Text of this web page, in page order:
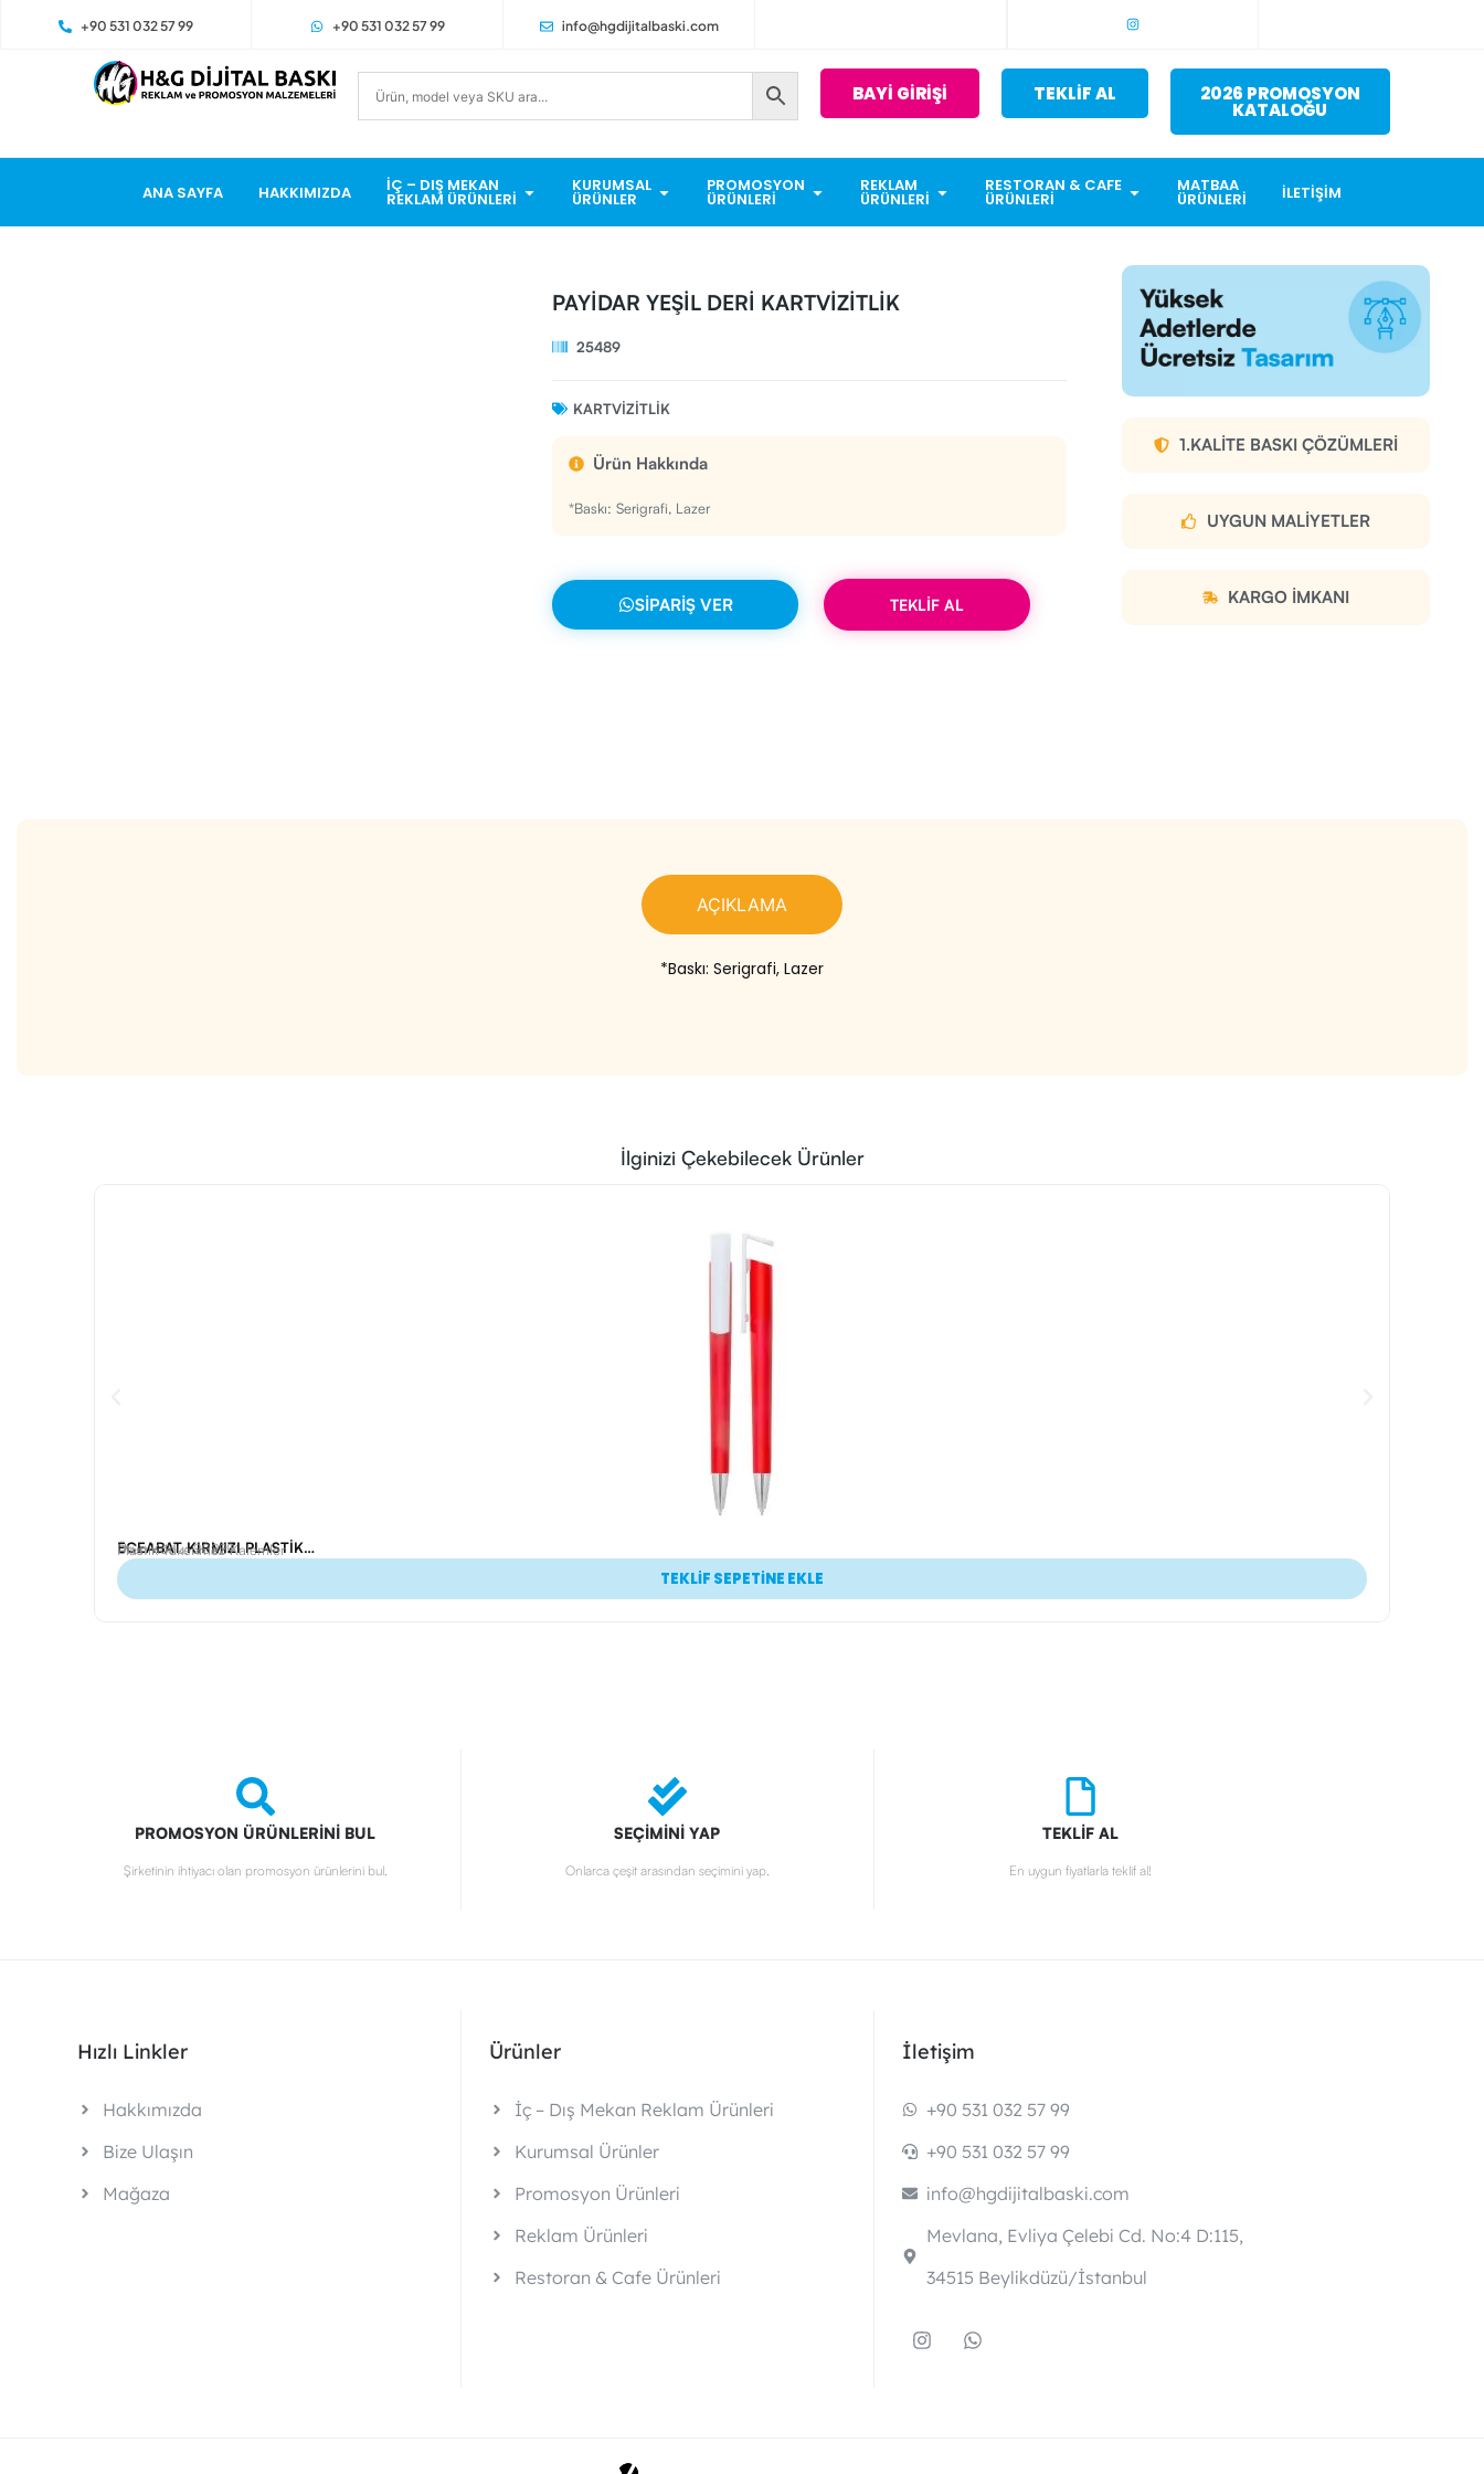
+90 531 032 57 99 +90 531 032 57 99 info@hgdijitalbaski.com
BAYİ GİRİŞİ TEKLİF AL 2026 PROMOSYON
KATALOĞU
ANA SAYFA HAKKIMIZDA İÇ – DIŞ MEKAN
REKLAM ÜRÜNLERI
KURUMSAL
ÜRÜNLER
PROMOSYON
ÜRÜNLERI
REKLAM
ÜRÜNLERI
RESTORAN & CAFE
ÜRÜNLERI
MATBAA
ÜRÜNLERI İLETIŞIM
PAYİDAR YEŞİL DERİ KARTVİZİTLİK
25489
KARTVIZITLIK
Ürün Hakkında
*Baskı: Serigrafi, Lazer
SIPARIŞ VER TEKLİF AL
1.KALITE BASKI ÇÖZÜMLERI
UYGUN MALIYETLER
KARGO IMKANI
AÇIKLAMA
*Baskı: Serigrafi, Lazer
İlginizi Çekebilecek Ürünler
ECEABAT KIRMIZI PLASTİK TÜKENMEZ KALEM
Ürün Kodu: 20229
Plastik Tükenmez Kalemler
TEKLİF SEPETİNE EKLE
PROMOSYON ÜRÜNLERİNİ BUL
Şirketinin ihtiyacı olan promosyon ürünlerini bul.
SEÇİMİNİ YAP
Onlarca çeşit arasından seçimini yap.
TEKLİF AL
En uygun fiyatlarla teklif al!
Hızlı Linkler
Hakkımızda
Bize Ulaşın
Mağaza
Ürünler
İç – Dış Mekan Reklam Ürünleri
Kurumsal Ürünler
Promosyon Ürünleri
Reklam Ürünleri
Restoran & Cafe Ürünleri
İletişim
+90 531 032 57 99
+90 531 032 57 99
info@hgdijitalbaski.com
Mevlana, Evliya Çelebi Cd. No:4 D:115,
34515 Beylikdüzü/İstanbul